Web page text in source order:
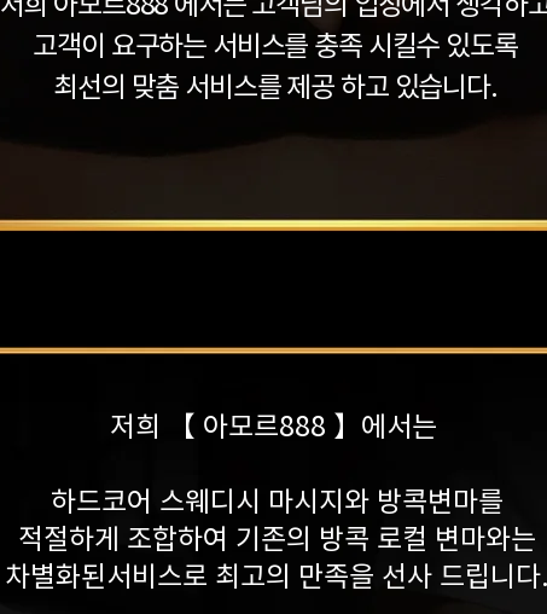
고객이 요구하는 서비스를 충족 시킬수 있도록
최선의 맞춤 서비스를 제공 하고 있습니다.
저희 【 아모르888 】에서는
하드코어 스웨디시 마시지와 방콕변마를
적절하게 조합하여 기존의 방콕 로컬 변마와는
차별화된서비스로 최고의 만족을 선사 드립니